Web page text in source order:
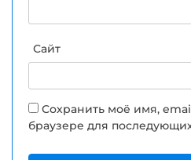
Сайт
Сохранить моё имя,
браузере для